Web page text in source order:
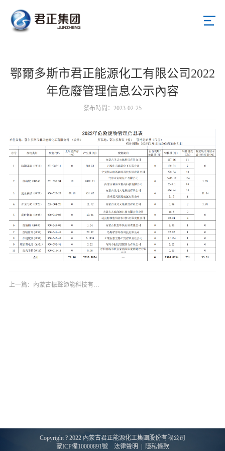
首頁
關于君正
投資者關系
招標采購
人才招聘
可持續發展
環保
質量
鄂爾多斯市君正能源化工有限公司2022
年危廢管理信息公示內容
發布時間：2023-02-25
上一篇： 內蒙古振聲節能科技有限公司土壤自行檢測報告
Copyright ? 2022 內蒙古君正能源化工集團股份有限公司
蒙ICP備10000891號
法律聲明 隱私條款